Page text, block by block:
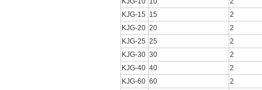
KJG-15 15
2
KJG-20 20
2
KJG-25 25
2
KJG-30 30
2
KJG-40 40
2
KJG-60 60
2